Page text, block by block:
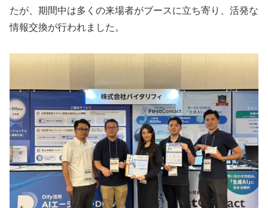
たが、期間中は多くの来場者がブースに立ち寄り、活発な
情報交換が行われました。